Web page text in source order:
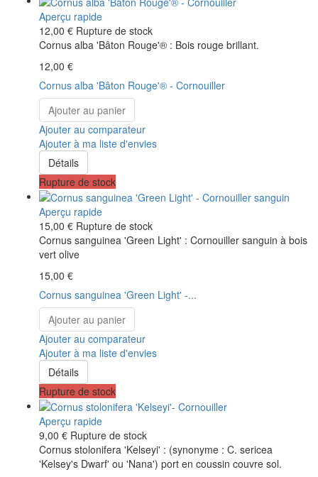
Aperçu rapide
12,00 € Rupture de stock
Cornus alba 'Bâton Rouge'® : Bois rouge brillant.
12,00 €
Cornus alba 'Bâton Rouge'® - Cornouiller
Ajouter au panier
Ajouter au comparateur
Ajouter à ma liste d'envies
Détails
Rupture de stock
Aperçu rapide
15,00 € Rupture de stock
Cornus sanguinea 'Green Light' : Cornouiller sanguin à bois
vert olive
15,00 €
Cornus sanguinea 'Green Light' -...
Ajouter au panier
Ajouter au comparateur
Ajouter à ma liste d'envies
Détails
Rupture de stock
Aperçu rapide
9,00 € Rupture de stock
Cornus stolonifera 'Kelseyi' : (synonyme : C. sericea
'Kelsey's Dwarf' ou 'Nana') port en coussin couvre sol.